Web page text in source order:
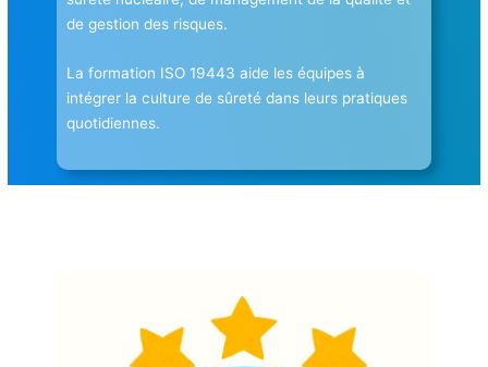
de gestion des risques.
La formation ISO 19443 aide les équipes à
intégrer la culture de sûreté dans leurs pratiques
quotidiennes.